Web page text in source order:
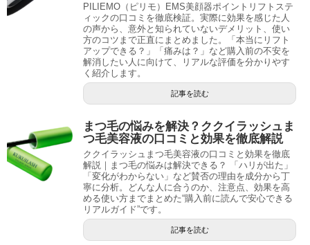
PILIEMO（ピリモ）EMS美顔器ポイントリフトステ
ィックの口コミを徹底検証。実際に効果を感じた人
の声から、意外と知られていないデメリット、使い
方のコツまで正直にまとめました。「本当にリフト
アップできる？」「痛みは？」など購入前の不安を
解消したい人に向けて、リアルな評価を分かりやす
く紹介します。
記事を読む
まつ毛の悩みを解決？ククイラッシュま
つ毛美容液の口コミと効果を徹底解説
ククイラッシュまつ毛美容液の口コミと効果を徹底
解説｜まつ毛の悩みは解決できる？ 「ハリが出た」
「変化がわからない」など賛否の理由を成分から丁
寧に分析。どんな人に合うのか、注意点、効果を高
める使い方までまとめた“購入前に読んで安心できる
リアルガイド”です。
記事を読む